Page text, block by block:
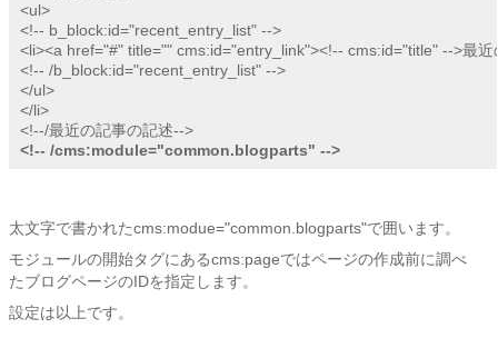
<ul>
<!-- b_block:id="recent_entry_list" -->
<li><a href="#" title="" cms:id="entry_link"><!-- cms:id="title" -->最
<!-- /b_block:id="recent_entry_list" -->
</ul>
</li>
<!-- /cms:module="common.blogparts" -->
太文字で書かれたcms:modue="common.blogparts"で囲います。
モジュールの開始タグにあるcms:pageではページの作成前に調べ
たブログページのIDを指定します。
設定は以上です。